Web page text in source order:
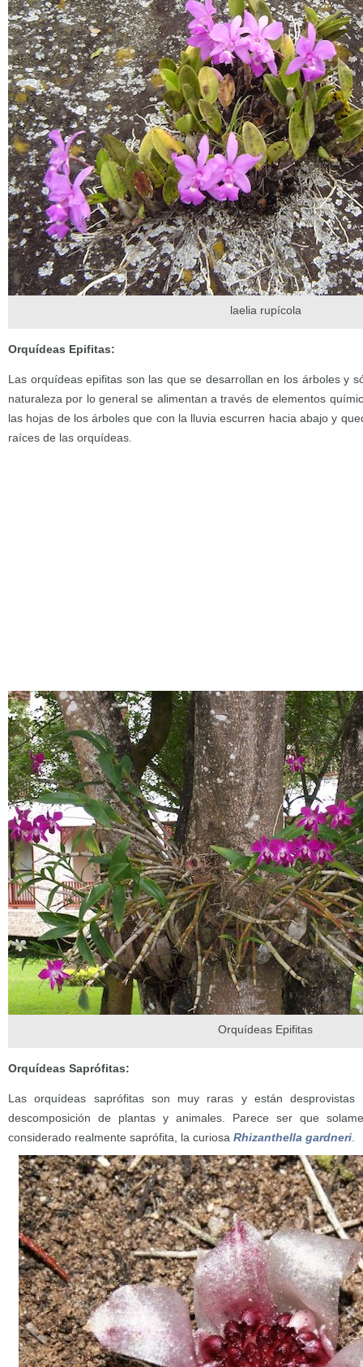
laelia rupícola
Orquídeas Epifitas:
Las orquídeas epifitas son las que se desarrollan en los árboles y
naturaleza por lo general se alimentan a través de elementos
las hojas de los árboles que con la lluvia escurren hacia abajo y
raíces de las orquídeas.
Orquídeas Epifitas
Orquídeas Saprófitas:
Las orquídeas saprófitas son muy raras y están
descomposición de plantas y animales. Parece ser que
considerado realmente saprófita, la curiosa Rhizanthella gardneri